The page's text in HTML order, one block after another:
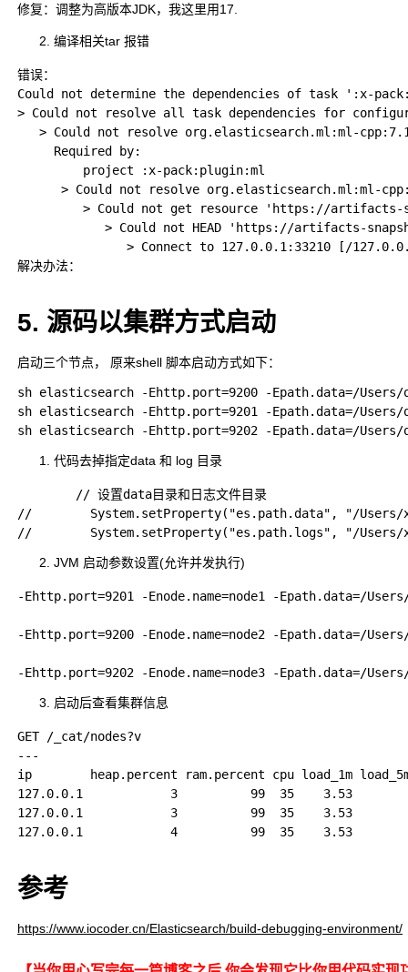
修复：调整为高版本JDK，我这里用17.
编译相关tar 报错
错误：
Could not determine the dependencies of task ':x-
> Could not resolve all task dependencies for
> Could not resolve org.elasticsearch.ml:ml-
     Required by:
         project :x-pack:plugin:ml
> Could not resolve org.elasticsearch.ml:ml-
> Could not get resource 'https://
> Could not HEAD 'https://artifacts-
> Connect to 127.0.0.1:33210 [/
解决办法：
5. 源码以集群方式启动
启动三个节点， 原来shell 脚本启动方式如下：
sh elasticsearch -Ehttp.port=9200 -Epath.data=/
sh elasticsearch -Ehttp.port=9201 -Epath.data=/
代码去掉指定data 和 log 目录
        // 设置data目录和日志文件目录
//        System.setProperty("es.path.data", "/Users/
JVM 启动参数设置(允许并发执行)
-Ehttp.port=9201 -Enode.name=node1 -Epath.data=/
-Ehttp.port=9200 -Enode.name=node2 -Epath.data=/
启动后查看集群信息
GET /_cat/nodes?v
---
ip        heap.percent ram.percent cpu load_1m
127.0.0.1            3          99  35    3.53
127.0.0.1            3          99  35    3.53
127.0.0.1            4          99  35    3.53
参考
https://www.iocoder.cn/Elasticsearch/build-debugging-environment/